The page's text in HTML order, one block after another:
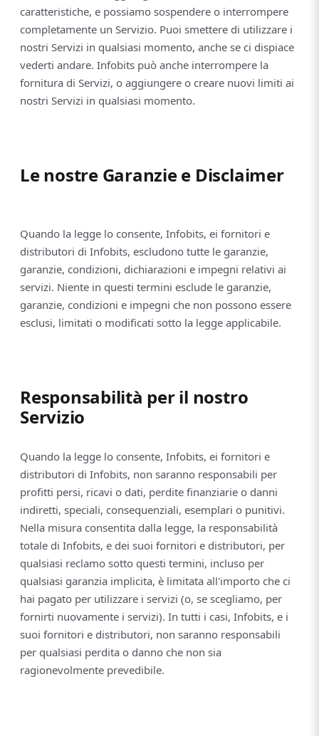
caratteristiche, e possiamo sospendere o interrompere
completamente un Servizio. Puoi smettere di utilizzare i
nostri Servizi in qualsiasi momento, anche se ci dispiace
vederti andare. Infobits può anche interrompere la
fornitura di Servizi, o aggiungere o creare nuovi limiti ai
nostri Servizi in qualsiasi momento.
Le nostre Garanzie e Disclaimer
Quando la legge lo consente, Infobits, ei fornitori e
distributori di Infobits, escludono tutte le garanzie,
garanzie, condizioni, dichiarazioni e impegni relativi ai
servizi. Niente in questi termini esclude le garanzie,
garanzie, condizioni e impegni che non possono essere
esclusi, limitati o modificati sotto la legge applicabile.
Responsabilità per il nostro
Servizio
Quando la legge lo consente, Infobits, ei fornitori e
distributori di Infobits, non saranno responsabili per
profitti persi, ricavi o dati, perdite finanziarie o danni
indiretti, speciali, consequenziali, esemplari o punitivi.
Nella misura consentita dalla legge, la responsabilità
totale di Infobits, e dei suoi fornitori e distributori, per
qualsiasi reclamo sotto questi termini, incluso per
qualsiasi garanzia implicita, è limitata all'importo che ci
hai pagato per utilizzare i servizi (o, se scegliamo, per
fornirti nuovamente i servizi). In tutti i casi, Infobits, e i
suoi fornitori e distributori, non saranno responsabili
per qualsiasi perdita o danno che non sia
ragionevolmente prevedibile.